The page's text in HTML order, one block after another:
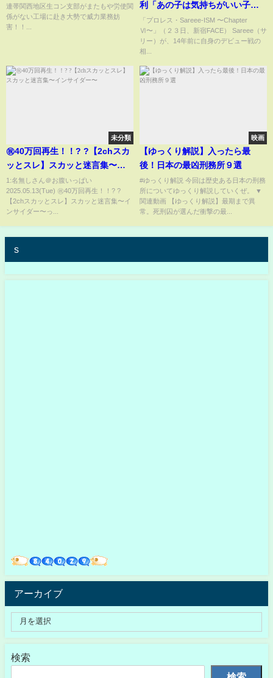
連帯関西地区生コン支部がまたもや労使関
係がない工場に赴き大勢で威力業務妨
害！！...
利「あの子は気持ちがいい子」
4・29引退間近でも存在感
Sareeeは「あの人を超えてみせ
ます」
「プロレス・Sareee-ISM 〜Chapter
Ⅵ〜」（２３日、新宿FACE） Sareee（サ
リー）が、14年前に自身のデビュー戦の
相...
未分類
㊗️40万回再生！！? ?【2chスカ
ッとスレ】スカッと迷言集〜イ
ンサイダー〜
1:名無しさん＠お腹いっぱい
2025.05.13(Tue) ㊗️40万回再生！！? ?
【2chスカッとスレ】スカッと迷言集〜イ
ンサイダー〜っ...
映画
【ゆっくり解説】入ったら最
後！日本の最凶刑務所９選
#ゆっくり解説 今回は歴史ある日本の刑務
所についてゆっくり解説していくぜ。 ▼
関連動画 【ゆっくり解説】最期まで異
常。死刑囚が選んだ衝撃の最...
s
アーカイブ
検索